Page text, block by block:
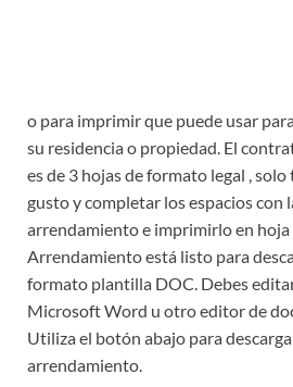
o para imprimir que puede usar
su residencia o propiedad. El
es de 3 hojas de formato legal ,
gusto y completar los espacios con
arrendamiento e imprimirlo en
Arrendamiento está listo para
formato plantilla DOC. Debes
Microsoft Word u otro editor de
Utiliza el botón abajo para
arrendamiento.